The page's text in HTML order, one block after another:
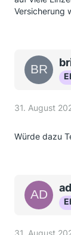
Versicherung
31. August
Würde dazu
31. August